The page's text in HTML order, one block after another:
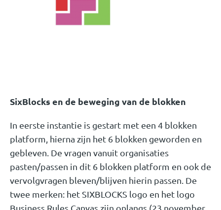
SixBlocks en de beweging van de blokken
In eerste instantie is gestart met een 4 blokken
platform, hierna zijn het 6 blokken geworden en
gebleven. De vragen vanuit organisaties
pasten/passen in dit 6 blokken platform en ook de
vervolgvragen bleven/blijven hierin passen. De
twee merken: het SIXBLOCKS logo en het logo